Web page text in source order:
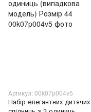
Артикул: 00k07p004v5
Набір елегантних дитячих